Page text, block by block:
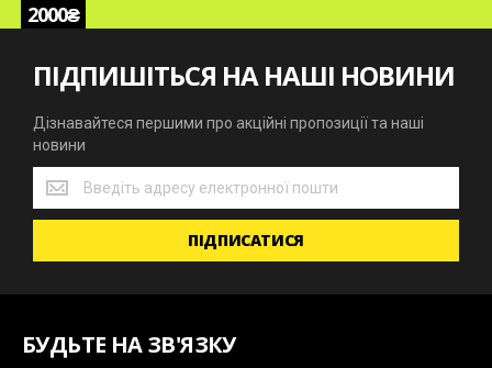
2000₴
ПІДПИШІТЬСЯ НА НАШІ НОВИНИ
Дізнавайтеся першими про акційні пропозиції та наші
новини
Дізнавайтеся
першими
про
пропозиції
ПІДПИСАТИСЯ
БУДЬТЕ НА ЗВ'ЯЗКУ